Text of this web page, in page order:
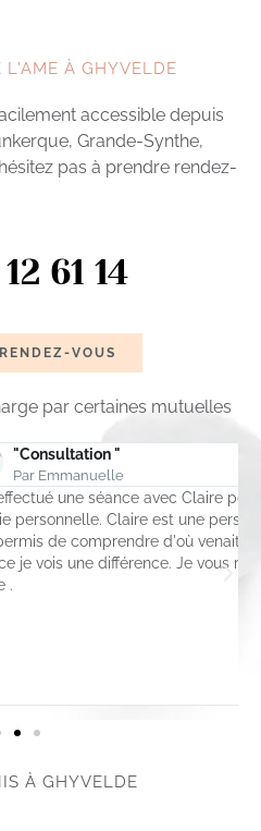
L'AME À GHYVELDE
accessible depuis
Grande-Synthe,
pas à prendre rendez-
61 14
VOUS
par certaines mutuelles
Claire pour des blocages dans
une personne à l'écoute , elle
venait mes blocages. En une
Je vous recommande à 100%
À GHYVELDE